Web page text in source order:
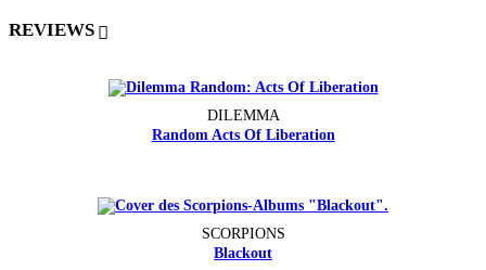
REVIEWS
DILEMMA
Random Acts Of Liberation
SCORPIONS
Blackout